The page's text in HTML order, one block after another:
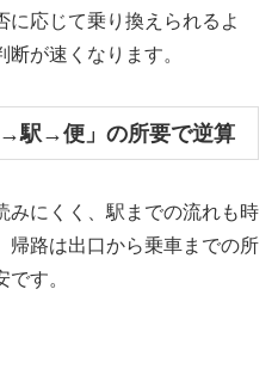
に応じて乗り換えられるよ
が速くなります。
駅→便」の所要で逆算
みにくく、駅までの流れも時
帰路は出口から乗車までの所
す。